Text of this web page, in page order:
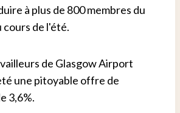
à plus de 800 membres du
cours de l'été.
de Glasgow Airport
une pitoyable offre de
3,6%.